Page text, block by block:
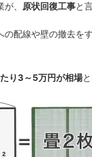
、 原状回復工事と
配線や壁の撤去を
り3～5万円が相場